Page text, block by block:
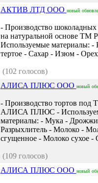
АКТИВ ЛТД ООО новый
- Производство шоколадных
на натуральной основе
Используемые материалы: -
тертое - Сахар - Изюм -
(102 голосов)
АЛИСА ПЛЮС ООО новый
- Производство тортов под
АЛИСА ПЛЮС -
материалы: - Мука -
Разрыхлитель - Молоко -
сгущенное - Молоко сухое -
(109 голосов)
АЛИСА ПЛЮС ООО новый